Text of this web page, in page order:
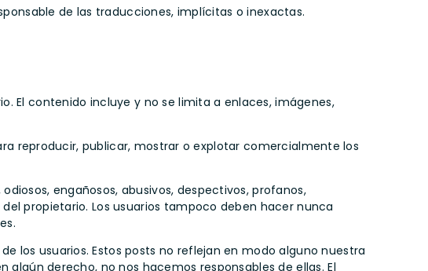
de las traducciones, implícitas o inexactas.
El contenido incluye y no se limita a enlaces, imágenes,
reproducir, publicar, mostrar o explotar comercialmente los
engañosos, abusivos, despectivos, profanos,
propietario. Los usuarios tampoco deben hacer nunca
los usuarios. Estos posts no reflejan en modo alguno nuestra
derecho, no nos hacemos responsables de ellas. El